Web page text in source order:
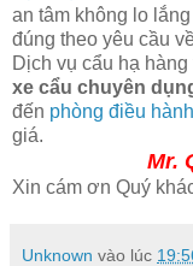
an tâm không lo
đúng theo yêu cầu
Dịch vụ cẩu hạ
xe cẩu chuyên
đến phòng điều hành
giá.
Mr.
Xin cám ơn Quý
Unknown vào lúc